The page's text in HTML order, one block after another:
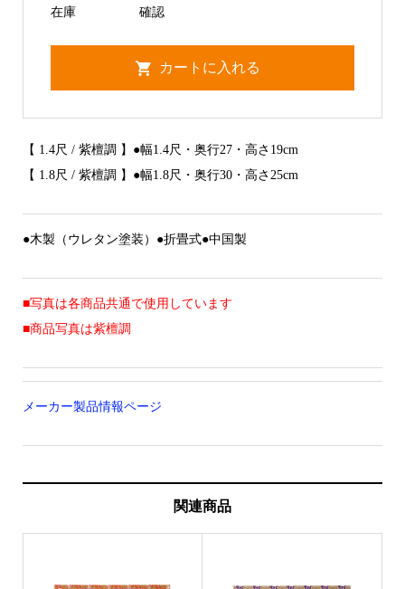
在庫 確認
【 1.4尺 / 紫檀調 】●幅1.4尺・奥行27・高さ19cm
【 1.8尺 / 紫檀調 】●幅1.8尺・奥行30・高さ25cm
●木製（ウレタン塗装）●折畳式●中国製
■写真は各商品共通で使用しています
■商品写真は紫檀調
メーカー製品情報ページ
関連商品